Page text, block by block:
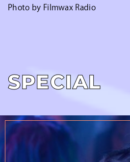
Photo by Filmwax Radio
SPECIAL